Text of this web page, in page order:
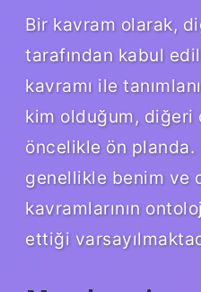
Bir kavram olarak,
tarafından kabul
kavramı ile
kim olduğum, diğeri
öncelikle ön planda.
genellikle benim ve
kavramlarının
ettiği